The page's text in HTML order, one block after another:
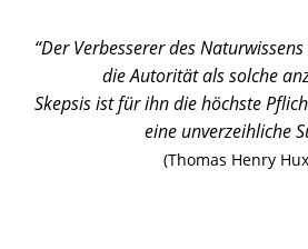
“Der Verbesserer des
die Autoritätals solche
Skepsis ist für ihn die höchste
eine unverzeihliche
(Thomas Henry